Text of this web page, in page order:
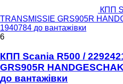
КПП
TRANSMISSIE GRS905R
1940784 до вантажівки
6
КПП Scania R500 /
GRS905R
до вантажівки